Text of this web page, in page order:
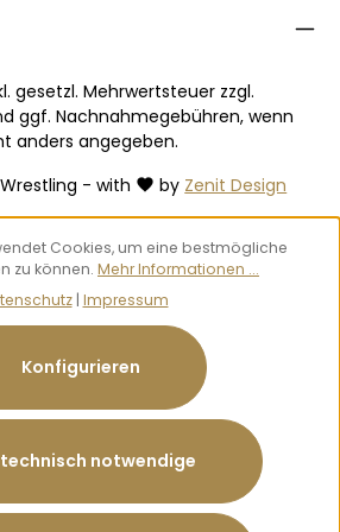
- with by Zenit Design
gesetzl. Mehrwertsteuer zzgl.
ggf. Nachnahmegebühren, wenn
anders angegeben.
Cookies, um eine bestmögliche
zu können. Mehr Informationen ...
| Impressum
technisch notwendige
Konfigurieren